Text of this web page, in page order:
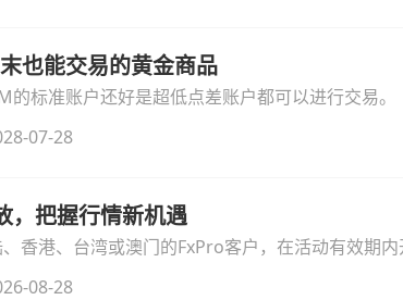
也能交易的黄金商品
标准账户还好是超低点差账户都可以进行交易。
07-28
，把握行情新机遇
香港、台湾或澳门的FxPro客户，在活动有效期
额外复杂操作。
08-28